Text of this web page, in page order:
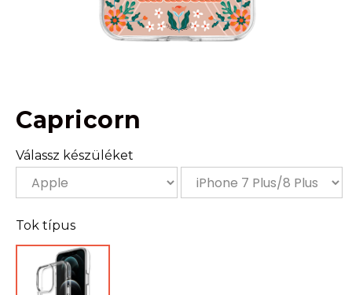
Capricorn
Válassz készüléket
Tok típus